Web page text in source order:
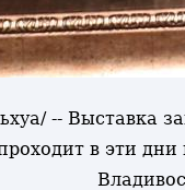
-- Выставка
в эти